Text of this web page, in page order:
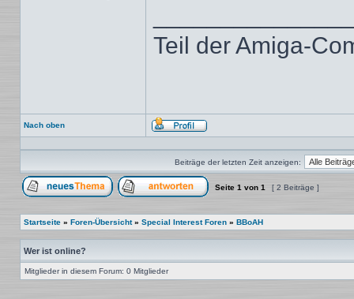
Teil der Amiga-
Nach oben
Profil
Beiträge der letzten Zeit anzeigen:
Seite 1 von 1 [ 2 Beiträge ]
Startseite » Foren-Übersicht» Special Interest Foren » BBoAH
Wer ist online?
Mitglieder in diesem Forum: 0 Mitglieder